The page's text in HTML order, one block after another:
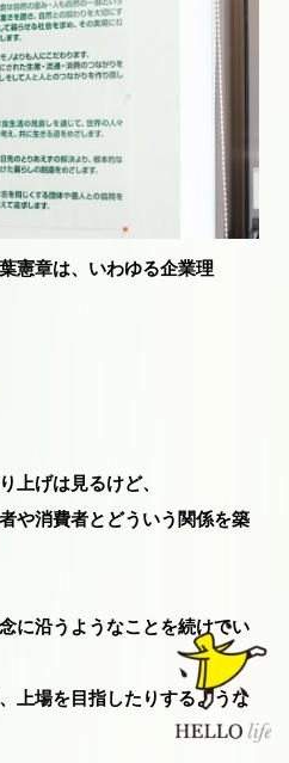
憲章は、いわゆる企業理
上げは見るけど、
や消費者とどういう関係を築
に沿うようなことを続けてい
上場を目指したりするような